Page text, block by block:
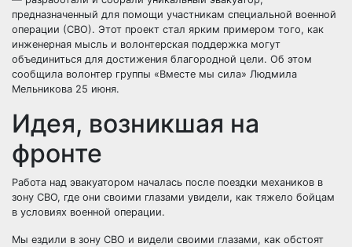
предназначенный для помощи участникам специальной военной
операции (СВО). Этот проект стал ярким примером того, как
инженерная мысль и волонтерская поддержка могут
объединиться для достижения благородной цели. Об этом
сообщила волонтер группы «Вместе мы сила» Людмила
Мельникова 25 июня.
Идея, возникшая на
фронте
Работа над эвакуатором началась после поездки механиков в
зону СВО, где они своими глазами увидели, как тяжело бойцам
в условиях военной операции.
Мы ездили в зону СВО и видели своими глазами, как обстоят